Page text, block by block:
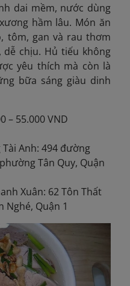
dai mềm, nước dùng
hầm lâu. Món ăn
tôm, gan và rau thơm
chịu. Hủ tiếu không
yêu thích mà còn là
bữa sáng giàu dinh
– 55.000 VND
Anh: 494 đường
Tân Quy, Quận
Xuân: 62 Tôn Thất
Nghé, Quận 1